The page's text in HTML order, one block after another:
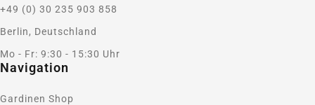
+49 (0) 30 235 903 858
Berlin, Deutschland
Mo - Fr: 9:30 - 15:30 Uhr
Navigation
Gardinen Shop